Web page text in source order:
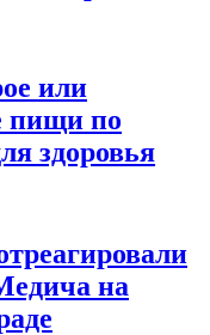
или
пищи по
здоровья
на